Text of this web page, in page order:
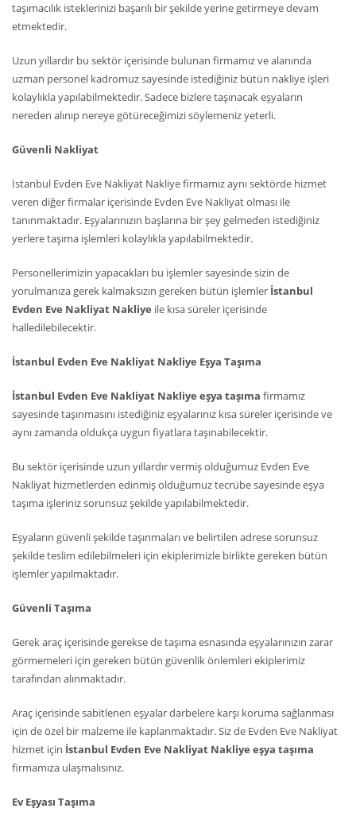
taşımacılık isteklerinizi başarılı bir şekilde yerine getirmeye devam
etmektedir.
Uzun yıllardır bu sektör içerisinde bulunan firmamız ve alanında
uzman personel kadromuz sayesinde istediğiniz bütün nakliye işleri
kolaylıkla yapılabilmektedir. Sadece bizlere taşınacak eşyaların
nereden alınıp nereye götüreceğimizi söylemeniz yeterli.
Güvenli Nakliyat
İstanbul Evden Eve Nakliyat Nakliye firmamız aynı sektörde hizmet
veren diğer firmalar içerisinde Evden Eve Nakliyat olması ile
tanınmaktadır. Eşyalarınızın başlarına bir şey gelmeden istediğiniz
yerlere taşıma işlemleri kolaylıkla yapılabilmektedir.
Personellerimizin yapacakları bu işlemler sayesinde sizin de
yorulmanıza gerek kalmaksızın gereken bütün işlemler İstanbul
Evden Eve Nakliyat Nakliye ile kısa süreler içerisinde
halledilebilecektir.
İstanbul Evden Eve Nakliyat Nakliye Eşya Taşıma
İstanbul Evden Eve Nakliyat Nakliye eşya taşıma firmamız
sayesinde taşınmasını istediğiniz eşyalarınız kısa süreler içerisinde ve
aynı zamanda oldukça uygun fiyatlara taşınabilecektir.
Bu sektör içerisinde uzun yıllardır vermiş olduğumuz Evden Eve
Nakliyat hizmetlerden edinmiş olduğumuz tecrübe sayesinde eşya
taşıma işleriniz sorunsuz şekilde yapılabilmektedir.
Eşyaların güvenli şekilde taşınmaları ve belirtilen adrese sorunsuz
şekilde teslim edilebilmeleri için ekiplerimizle birlikte gereken bütün
işlemler yapılmaktadır.
Güvenli Taşıma
Gerek araç içerisinde gerekse de taşıma esnasında eşyalarınızın zarar
görmemeleri için gereken bütün güvenlik önlemleri ekiplerimiz
tarafından alınmaktadır.
Araç içerisinde sabitlenen eşyalar darbelere karşı koruma sağlanması
için de özel bir malzeme ile kaplanmaktadır. Siz de Evden Eve Nakliyat
hizmet için İstanbul Evden Eve Nakliyat Nakliye eşya taşıma
firmamıza ulaşmalısınız.
Ev Eşyası Taşıma